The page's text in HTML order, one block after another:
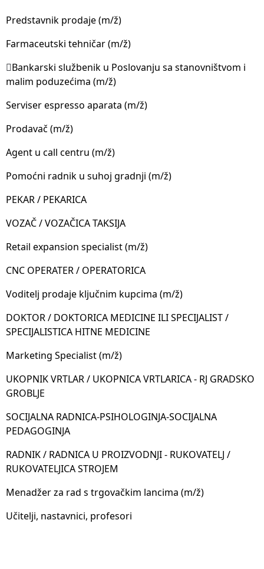
Predstavnik prodaje (m/ž)
Farmaceutski tehničar (m/ž)
Bankarski službenik u Poslovanju sa stanovništvom i
malim poduzećima (m/ž)
Serviser espresso aparata (m/ž)
Prodavač (m/ž)
Agent u call centru (m/ž)
Pomoćni radnik u suhoj gradnji (m/ž)
PEKAR / PEKARICA
VOZAČ / VOZAČICA TAKSIJA
Retail expansion specialist (m/ž)
CNC OPERATER / OPERATORICA
Voditelj prodaje ključnim kupcima (m/ž)
DOKTOR / DOKTORICA MEDICINE ILI SPECIJALIST /
SPECIJALISTICA HITNE MEDICINE
Marketing Specialist (m/ž)
UKOPNIK VRTLAR / UKOPNICA VRTLARICA - RJ GRADSKO
GROBLJE
SOCIJALNA RADNICA-PSIHOLOGINJA-SOCIJALNA
PEDAGOGINJA
RADNIK / RADNICA U PROIZVODNJI - RUKOVATELJ /
RUKOVATELJICA STROJEM
Menadžer za rad s trgovačkim lancima (m/ž)
Učitelji, nastavnici, profesori